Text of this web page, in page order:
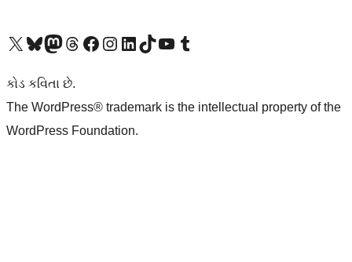
અમારા X (અગાઉ ટ્વિટર) એકાઉન્ટની મુલાકાત લોઅમારા Bluesky એકાઉન્ટની મુલાકાત લોઅમારા માસ્ટોડોન એકાઉન્ટની મુલાકાત લોઅમારા Threads એકાઉન્ટની મુલાકાત લો અમારા ફેસબુક પેજની મુલાકાત લોઅમારા ઇન્સ્ટાગ્રામ એકાઉન્ટની મુલાકાત લો અમારા LinkedIn એકાઉન્ટની મુલાકાત લોઅમારા TikTok એકાઉન્ટની મુલાકાત લોઅમારી YouTube ચેનલની મુલાકાત લો અમારા Tumblr એકાઉન્ટની મુલાકાત લો
કોડ કવિતા છે.
The WordPress® trademark is the intellectual property of the
WordPress Foundation.